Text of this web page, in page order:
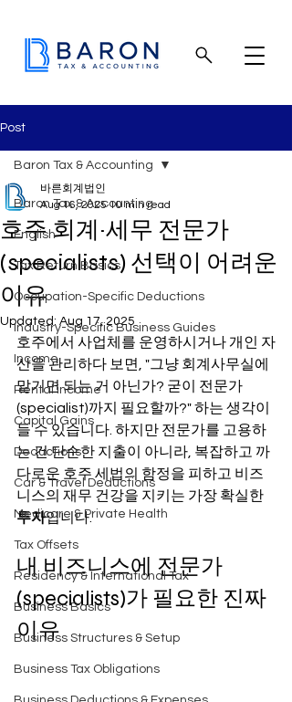
Post
Baron Tax & Accounting
English
Tax Return Basics
Occupation-Specific Deductions
Industry-Specific Business Guides
Income
Rental income
Capital Gains
Deductions
Car & Travel Deductions
Medicare & Private Health
Tax Offsets
Residency & International Tax
Business Basics
Business Structures & Setup
Business Tax Obligations
Baron Tax & Accounting
호주 회계·세무 전문가
(specialists) 선택이 어려운
이유
바른회계법인
Aug 16, 2025 10 min read
Updated: Aug 17, 2025
호주에서 사업체를 운영하시거나 개인 자
산을 관리하다 보면, "그냥 회계사무실에
맡기면 되는 거 아닌가? 굳이 전문가
(specialist)까지 필요할까?" 하는 생각이
들 수 있습니다. 하지만 전문가를 고용하
는 건 단순한 지출이 아니라, 복잡하고 까
다로운 호주 세법의 함정을 피하고 비즈
니스의 재무 건강을 지키는 가장 확실한
투자입니다.
내 비즈니스에 전문가
(specialists)가 필요한 진짜
이유